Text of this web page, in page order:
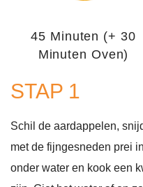
45 Minuten (+ 30
Minuten Oven)
STAP 1
Schil de aardappelen,
met de fijngesneden prei
onder water en kook een